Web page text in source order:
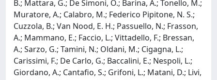
B.; Mattara, G.; De Simoni, O.; Barina, A.; Tonello, M.;
Muratore, A.; Calabro, M.; Federico Pipitone, N. S.;
Cuzzola, B.; Van Nood, E. H.; Passuello, N.; Frasson,
A.; Mammano, E.; Faccio, L.; Vittadello, F.; Bressan,
A.; Sarzo, G.; Tamini, N.; Oldani, M.; Cigagna, L.;
Carissimi, F.; De Carlo, G.; Baccalini, E.; Nespoli, L.;
Giordano, A.; Cantafio, S.; Grifoni, L.; Matani, D.; Livi,